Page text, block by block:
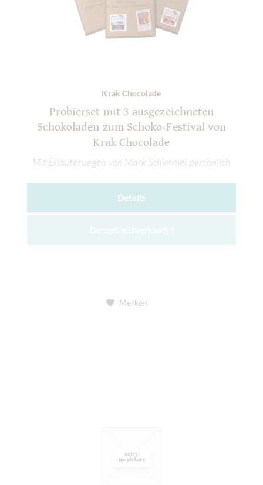
Krak Chocolade
Probierset mit 3 ausgezeichneten
Schokoladen zum Schoko-Festival von
Krak Chocolade
Mit Erläuterungen von Mark Schimmel persönlich
Details
Merken